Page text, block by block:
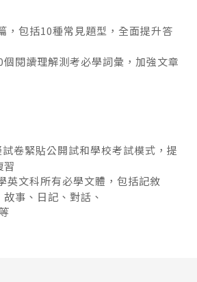
，包括10種常見題型，全面提升答
個閱讀理解測考必學詞彙，加強文章
卷緊貼公開試和學校考試模式，提
習
英文科所有必學文體，包括記敘
事、日記、對話、